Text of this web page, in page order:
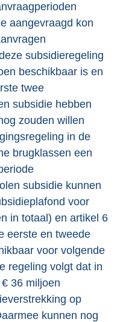
aangevraagd kon
subsidieregeling
beschikbaar is en
twee
subsidie hebben
zouden willen
in de
brugklassen een
subsidie kunnen
voor
in totaal) en artikel 6
eerste en tweede
voor volgende
regeling volgt dat in
36 miljoen
op
kunnen nog